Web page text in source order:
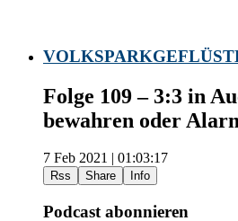
Folge 109 – 3:3 in
bewahren oder
7 Feb 2021 | 01:03:17
Rss Share Info
Podcast abonnieren